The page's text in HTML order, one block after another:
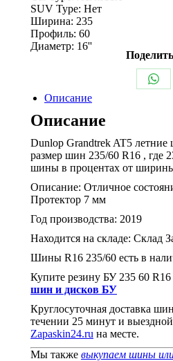
SUV Type: Нет
Ширина: 235
Профиль: 60
Диаметр: 16''
Share
Описание
Описание
Dunlop Grandtrek AT5
размер шин 235/60 R16 , где
шины в процентах от
Описание: Отличное
Протектор 7 мм
Год производства: 2019
Находится на складе: Склад
Шины R16 235/60 есть в
Купите резину БУ 235 60 R16
шин и дисков БУ
Круглосуточная доставка
течении 25 минут и
Zapaskin24.ru на месте.
Мы также выкупаем шины